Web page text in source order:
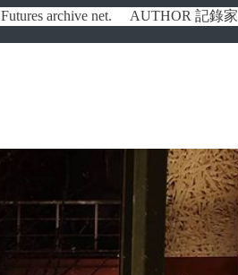
Futures archive net. AUTHOR 記錄家